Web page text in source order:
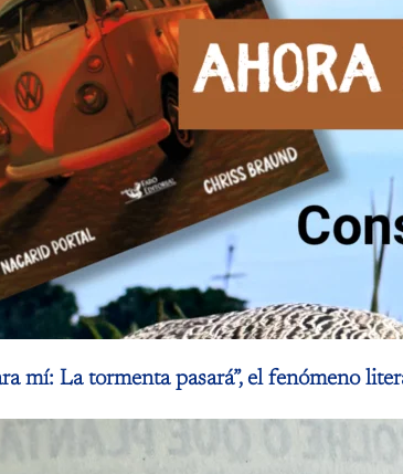
mí: La tormenta pasará”, el fenómeno